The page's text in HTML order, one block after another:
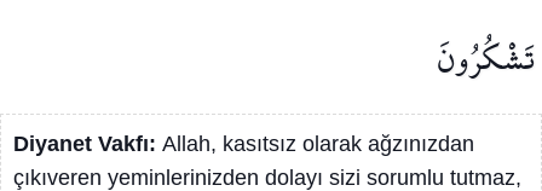
تَشْكُرُونَ
Diyanet Vakfı: Allah, kasıtsız olarak ağzınızdan
çıkıveren yeminlerinizden dolayı sizi sorumlu tutmaz,